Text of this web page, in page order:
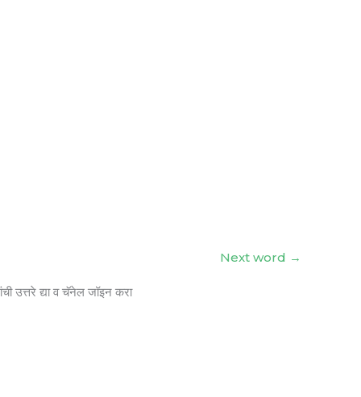
Next word →
उत्तरे द्या व चॅनेल जॉइन करा